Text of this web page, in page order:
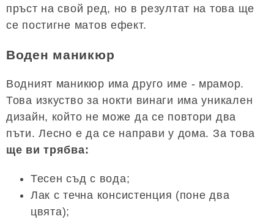
пръст на свой ред, но в резултат на това ще
се постигне матов ефект.
Воден маникюр
Водният маникюр има друго име - мрамор.
Това изкуство за нокти винаги има уникален
дизайн, който не може да се повтори два
пъти. Лесно е да се направи у дома. За това
ще ви трябва:
Тесен съд с вода;
Лак с течна консистенция (поне два
цвята);